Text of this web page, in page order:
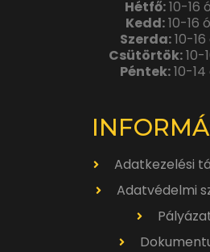
Hétfő:10-16
Kedd:10-16
Szerda:10-16
Csütörtök:10-
Péntek:10-14
Adatkezelési
Adatvédelmi